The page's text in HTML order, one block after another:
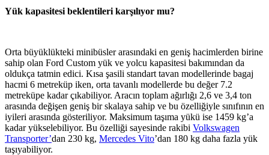
Yük kapasitesi beklentileri karşılıyor mu?
Orta büyüklükteki minibüsler arasındaki en geniş hacimlerden birine
sahip olan Ford Custom yük ve yolcu kapasitesi bakımından da
oldukça tatmin edici. Kısa şasili standart tavan modellerinde bagaj
hacmi 6 metreküp iken, orta tavanlı modellerde bu değer 7.2
metreküpe kadar çıkabiliyor. Aracın toplam ağırlığı 2,6 ve 3,4 ton
arasında değişen geniş bir skalaya sahip ve bu özelliğiyle sınıfının en
iyileri arasında gösteriliyor. Maksimum taşıma yükü ise 1459 kg’a
kadar yükselebiliyor. Bu özelliği sayesinde rakibi Volkswagen
Transporter’dan 230 kg, Mercedes Vito’dan 180 kg daha fazla yük
taşıyabiliyor.